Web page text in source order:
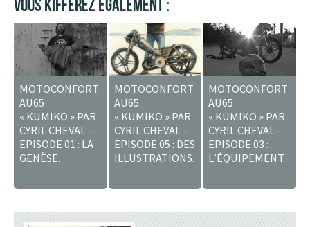
VOUS KIFFEREZ ÉGALEMENT :
MOTOCONFORT
AU65
« KUMIKO » PAR
CYRIL CHEVAL –
EPISODE 01 : LA
GENÈSE.
MOTOCONFORT
AU65
« KUMIKO » PAR
CYRIL CHEVAL –
EPISODE 05 : DES
ILLUSTRATIONS.
MOTOCONFORT
AU65
« KUMIKO » PAR
CYRIL CHEVAL –
EPISODE 03 :
L’ÉQUIPEMENT.